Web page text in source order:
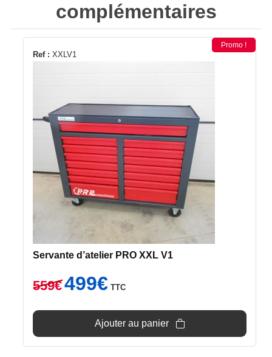
complémentaires
Ref : XXLV1
Promo !
Servante d’atelier PRO XXL V1
559€
Le
prix
499€prix
est :
TTC
Ajouter au panier